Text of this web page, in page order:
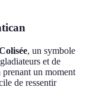
, un symbole
et de
un moment
de ressentir